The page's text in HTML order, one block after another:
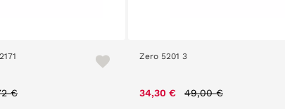
€
Zero 5201 3
34,30 € 49,00 €